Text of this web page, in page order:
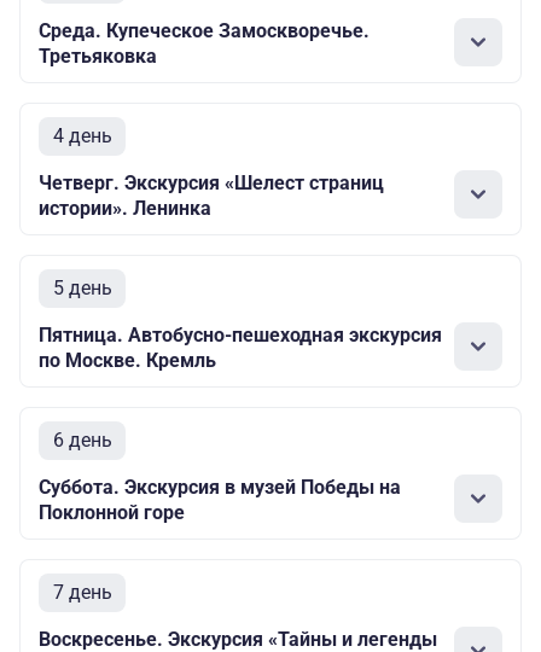
Среда. Купеческое Замоскворечье.
Третьяковка
4 день
Четверг. Экскурсия «Шелест страниц
истории». Ленинка
5 день
Пятница. Автобусно-пешеходная экскурсия
по Москве. Кремль
6 день
Суббота. Экскурсия в музей Победы на
Поклонной горе
7 день
Воскресенье. Экскурсия «Тайны и легенды